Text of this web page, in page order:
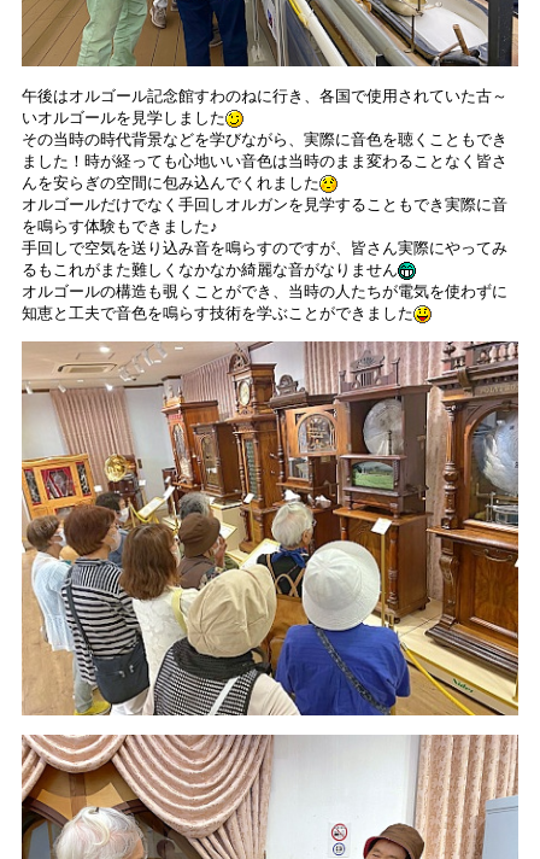
午後はオルゴール記念館すわのねに行き、各国で使用されていた古～
いオルゴールを見学しました
その当時の時代背景などを学びながら、実際に音色を聴くこともでき
ました！時が経っても心地いい音色は当時のまま変わることなく皆さ
んを安らぎの空間に包み込んでくれました
オルゴールだけでなく手回しオルガンを見学することもでき実際に音
を鳴らす体験もできました♪
手回しで空気を送り込み音を鳴らすのですが、皆さん実際にやってみ
るもこれがまた難しくなかなか綺麗な音がなりません
オルゴールの構造も覗くことができ、当時の人たちが電気を使わずに
知恵と工夫で音色を鳴らす技術を学ぶことができました